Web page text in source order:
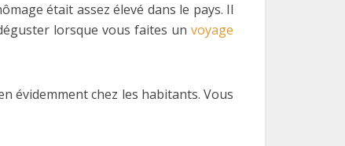
était assez élevé dans le pays. Il
lorsque vous faites un voyage
évidemment chez les habitants. Vous